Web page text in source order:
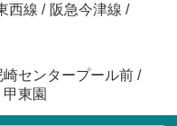
西線 / 阪急今津線 /
崎センタープール前 /
甲東園